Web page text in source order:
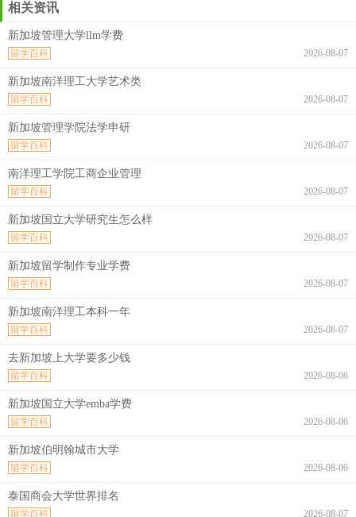
相关资讯
新加坡管理大学llm学费
2026-08-07
留学百科
新加坡南洋理工大学艺术类
2026-08-07
留学百科
新加坡管理学院法学申研
2026-08-07
留学百科
南洋理工学院工商企业管理
2026-08-07
留学百科
新加坡国立大学研究生怎么样
2026-08-07
留学百科
新加坡留学制作专业学费
2026-08-07
留学百科
新加坡南洋理工本科一年
2026-08-07
留学百科
去新加坡上大学要多少钱
2026-08-06
留学百科
新加坡国立大学emba学费
2026-08-06
留学百科
新加坡伯明翰城市大学
2026-08-06
留学百科
泰国商会大学世界排名
2026-08-07
留学百科